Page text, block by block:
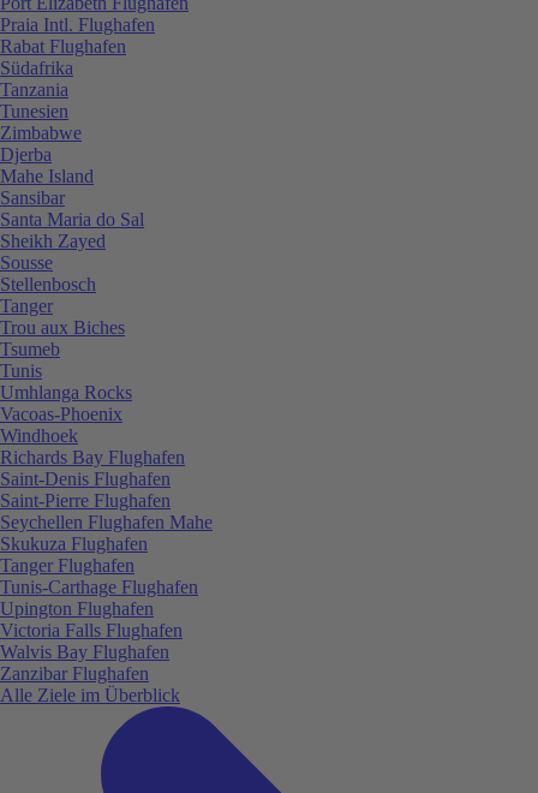
Praia Intl. Flughafen
Rabat Flughafen
Südafrika
Tanzania
Tunesien
Zimbabwe
Djerba
Mahe Island
Sansibar
Santa Maria do Sal
Sheikh Zayed
Sousse
Stellenbosch
Tanger
Trou aux Biches
Tsumeb
Tunis
Umhlanga Rocks
Vacoas-Phoenix
Windhoek
Richards Bay Flughafen
Saint-Denis Flughafen
Saint-Pierre Flughafen
Seychellen Flughafen Mahe
Skukuza Flughafen
Tanger Flughafen
Tunis-Carthage Flughafen
Upington Flughafen
Victoria Falls Flughafen
Walvis Bay Flughafen
Zanzibar Flughafen
Alle Ziele im Überblick